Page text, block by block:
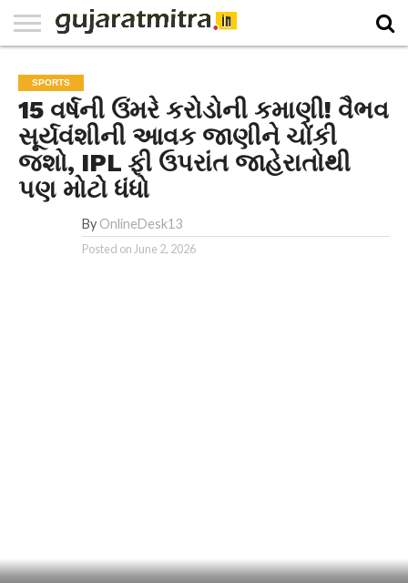
PAPER
NATIONAL
WORLD
BUSINESS
SPORTS
GUJARAT
OPINION
MORE
SPORTS
15 વર્ષની ઉંમરે કરોડોની કમાણી! વૈભવ
સૂર્યવંશીની આવક જાણીને ચોંકી
જશો, IPL ફી ઉપરાંત જાહેરાતોથી
પણ મોટો ધંધો
By OnlineDesk13
Posted on June 2, 2026